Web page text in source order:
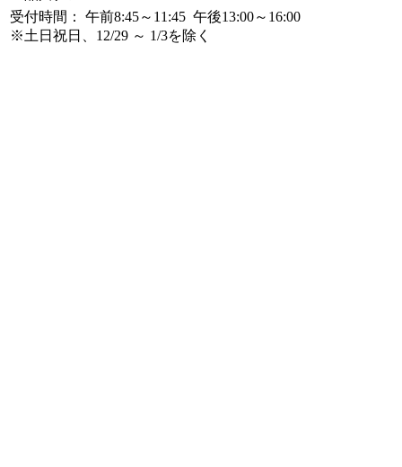
受付時間： 午前8:45～11:45 午後13:00～16:00
※土日祝日、12/29 ～ 1/3を除く